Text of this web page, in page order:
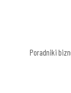
Poradniki